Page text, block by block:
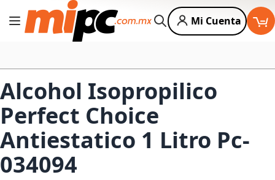
Cambiar Nav
Buscar
Mi Cuenta
Alcohol Isopropilico
Perfect Choice
Antiestatico 1 Litro Pc-
034094